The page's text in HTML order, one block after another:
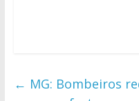
← MG: Bombeiros